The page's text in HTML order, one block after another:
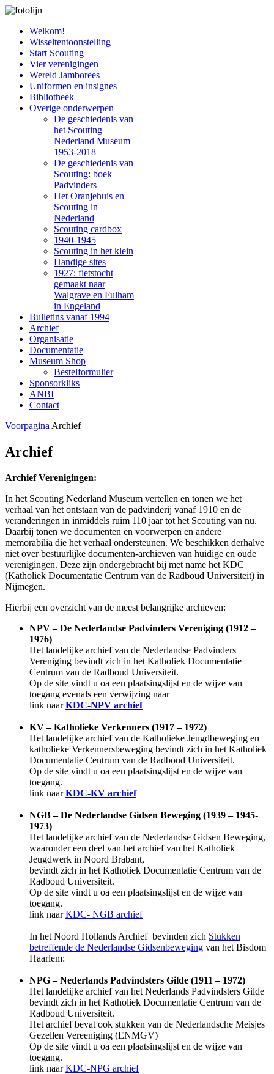
Welkom!
Wisseltentoonstelling
Start Scouting
Vier verenigingen
Wereld Jamborees
Uniformen en insignes
Bibliotheek
Overige onderwerpen
De geschiedenis van
het Scouting
Nederland Museum
1953-2018
De geschiedenis van
Scouting: boek
Padvinders
Het Oranjehuis en
Scouting in
Nederland
Scouting cardbox
1940-1945
Scouting in het klein
Handige sites
1927: fietstocht
gemaakt naar
Walgrave en Fulham
in Engeland
Bulletins vanaf 1994
Archief
Organisatie
Documentatie
Museum Shop
Bestelformulier
Sponsorkliks
ANBI
Contact
Voorpagina Archief
Archief
Archief Verenigingen:
In het Scouting Nederland Museum vertellen en tonen we het
verhaal van het ontstaan van de padvinderij vanaf 1910 en de
veranderingen in inmiddels ruim 110 jaar tot het Scouting van nu.
Daarbij tonen we documenten en voorwerpen en andere
memorabilia die het verhaal ondersteunen. We beschikken derhalve
niet over bestuurlijke documenten-archieven van huidige en oude
verenigingen. Deze zijn ondergebracht bij met name het KDC
(Katholiek Documentatie Centrum van de Radboud Universiteit) in
Nijmegen.
Hierbij een overzicht van de meest belangrijke archieven:
NPV – De Nederlandse Padvinders Vereniging (1912 –
1976)
Het landelijke archief van de Nederlandse Padvinders
Vereniging bevindt zich in het Katholiek Documentatie
Centrum van de Radboud Universiteit.
Op de site vindt u oa een plaatsingslijst en de wijze van
toegang evenals een verwijzing naar
link naarKDC-NPV archief
KV – Katholieke Verkenners (1917 – 1972)
Het landelijke archief van de Katholieke Jeugdbeweging en
katholieke Verkennersbeweging bevindt zich in het Katholiek
Documentatie Centrum van de Radboud Universiteit.
Op de site vindt u oa een plaatsingslijst en de wijze van
toegang.
link naarKDC-KV archief
NGB – De Nederlandse Gidsen Beweging (1939 – 1945-
1973)
Het landelijke archief van de Nederlandse Gidsen Beweging,
waaronder een deel van het archief van het Katholiek
Jeugdwerk in Noord Brabant,
bevindt zich in het Katholiek Documentatie Centrum van de
Radboud Universiteit.
Op de site vindt u oa een plaatsingslijst en de wijze van
toegang.
link naarKDC- NGB archief
In het Noord Hollands Archief bevinden zich Stukken
betreffende de Nederlandse Gidsenbeweging van het Bisdom
Haarlem:
NPG – Nederlands Padvindsters Gilde (1911 – 1972)
Het landelijke archief van het Nederlands Padvindsters Gilde
bevindt zich in het Katholiek Documentatie Centrum van de
Radboud Universiteit.
Het archief bevat ook stukken van de Nederlandsche Meisjes
Gezellen Vereeniging (ENMGV)
Op de site vindt u oa een plaatsingslijst en de wijze van
toegang.
link naarKDC-NPG archief